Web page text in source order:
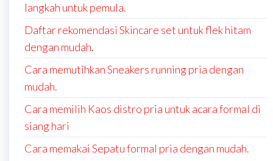
langkah untuk pemula.
Daftar rekomendasi Skincare set untuk flek hitam
dengan mudah.
Cara memutihkan Sneakers running pria dengan
mudah.
Cara memilih Kaos distro pria untuk acara formal di
siang hari
Cara memakai Sepatu formal pria dengan mudah.